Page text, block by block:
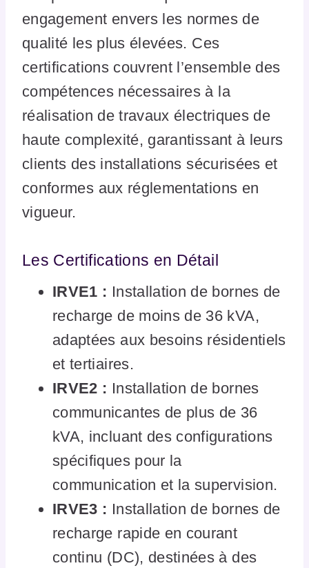
engagement envers les normes de
qualité les plus élevées. Ces
certifications couvrent l’ensemble des
compétences nécessaires à la
réalisation de travaux électriques de
haute complexité, garantissant à leurs
clients des installations sécurisées et
conformes aux réglementations en
vigueur.
Les Certifications en Détail
IRVE1 : Installation de bornes de
recharge de moins de 36 kVA,
adaptées aux besoins résidentiels
et tertiaires.
IRVE2 : Installation de bornes
communicantes de plus de 36
kVA, incluant des configurations
spécifiques pour la
communication et la supervision.
IRVE3 : Installation de bornes de
recharge rapide en courant
continu (DC), destinées à des